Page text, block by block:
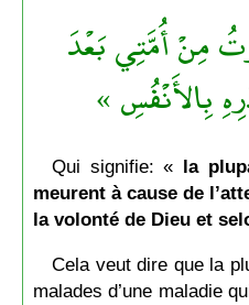
مِنْ أُمَّتِي بَعْدَ
بِالأَنْفُسِ »
Qui signifie: « la
meurent à cause de
la volonté de Dieu et
Cela veut dire que la
malades d’une maladie